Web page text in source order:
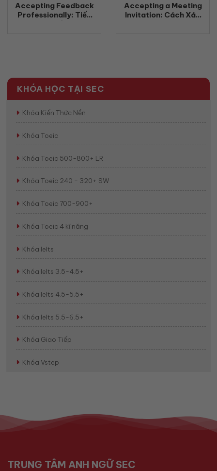
Accepting Feedback
Professionally: Tiếp
Accepting a Meeting
Invitation: Cách Xác
KHÓA HỌC TẠI SEC
Khóa Kiến Thức Nền
Khóa Toeic
Khóa Toeic 500-800+ LR
Khóa Toeic 240 - 320+ SW
Khóa Toeic 700-900+
Khóa Toeic 4 kĩ năng
Khóa Ielts
Khóa Ielts 3.5-4.5+
Khóa Ielts 4.5-5.5+
Khóa Ielts 5.5-6.5+
Khóa Giao Tiếp
Khóa Vstep
TRUNG TÂM ANH NGỮ SEC